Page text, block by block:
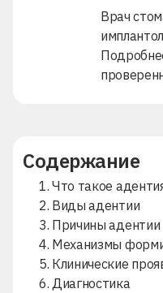
Содержание
1. Что такое
2. Виды адентии
3. Причины адентии
4. Механизмы
5. Клинические
6. Диагностика
Врач